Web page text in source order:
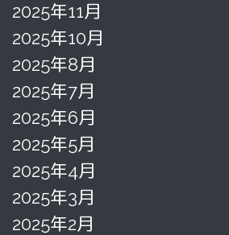
2025年11月
2025年10月
2025年8月
2025年7月
2025年6月
2025年5月
2025年4月
2025年3月
2025年2月